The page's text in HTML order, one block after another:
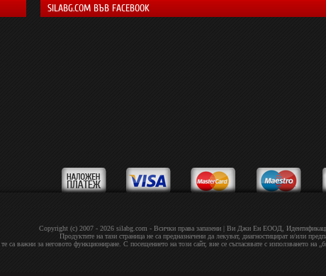
SILABG.COM ВЪВ FACEBOOK
Copyright (c) 2007 - 2026 silabg.com - Всички права запазени | Bи Джи Eн EOOД,
Продуктите на тази страница не са предназначени да лекуват, диагностицират и/или
са важни за неговото функциониране. С посещението на този сайт, вие се съгласявате с използването на